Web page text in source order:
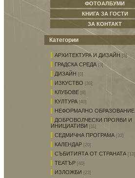
ФОТОАЛБУМИ
КНИГА ЗА ГОСТИ
ЗА КОНТАКТ
Категории
АРХИТЕКТУРА И ДИЗАЙН [3]
ГРАДСКА СРЕДА [3]
ДИЗАЙН [0]
ИЗКУСТВО [30]
КЛУБОВЕ [8]
КУЛТУРА [40]
НЕФОРМАЛНО ОБРАЗОВАНИЕ
ДОБРОВОЛЧЕСКИ ПРОЯВИ И
ИНИЦИАТИВИ
[11]
СЕДМИЧНА ПРОГРАМА [32]
КАЛЕНДАР [20]
СЪБИТИЯТА ОТ СТРАНАТА [13]
ТЕАТЪР [40]
ИЗЛОЖБИ [23]